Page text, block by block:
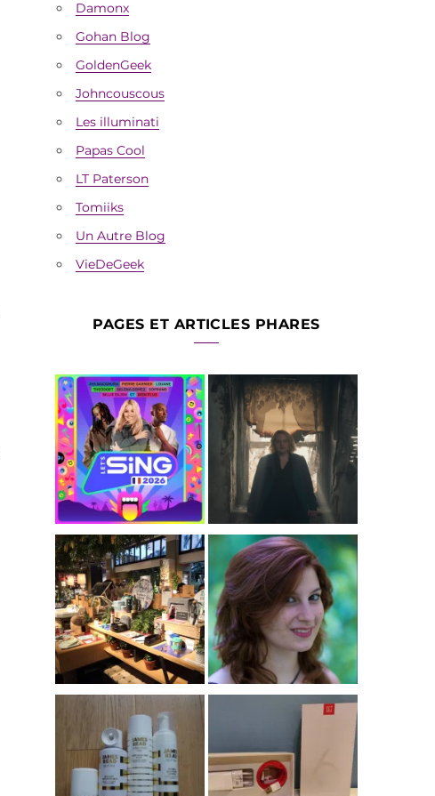
Damonx
Gohan Blog
GoldenGeek
Johncouscous
Les illuminati
Papas Cool
LT Paterson
Tomiiks
Un Autre Blog
VieDeGeek
PAGES ET ARTICLES PHARES